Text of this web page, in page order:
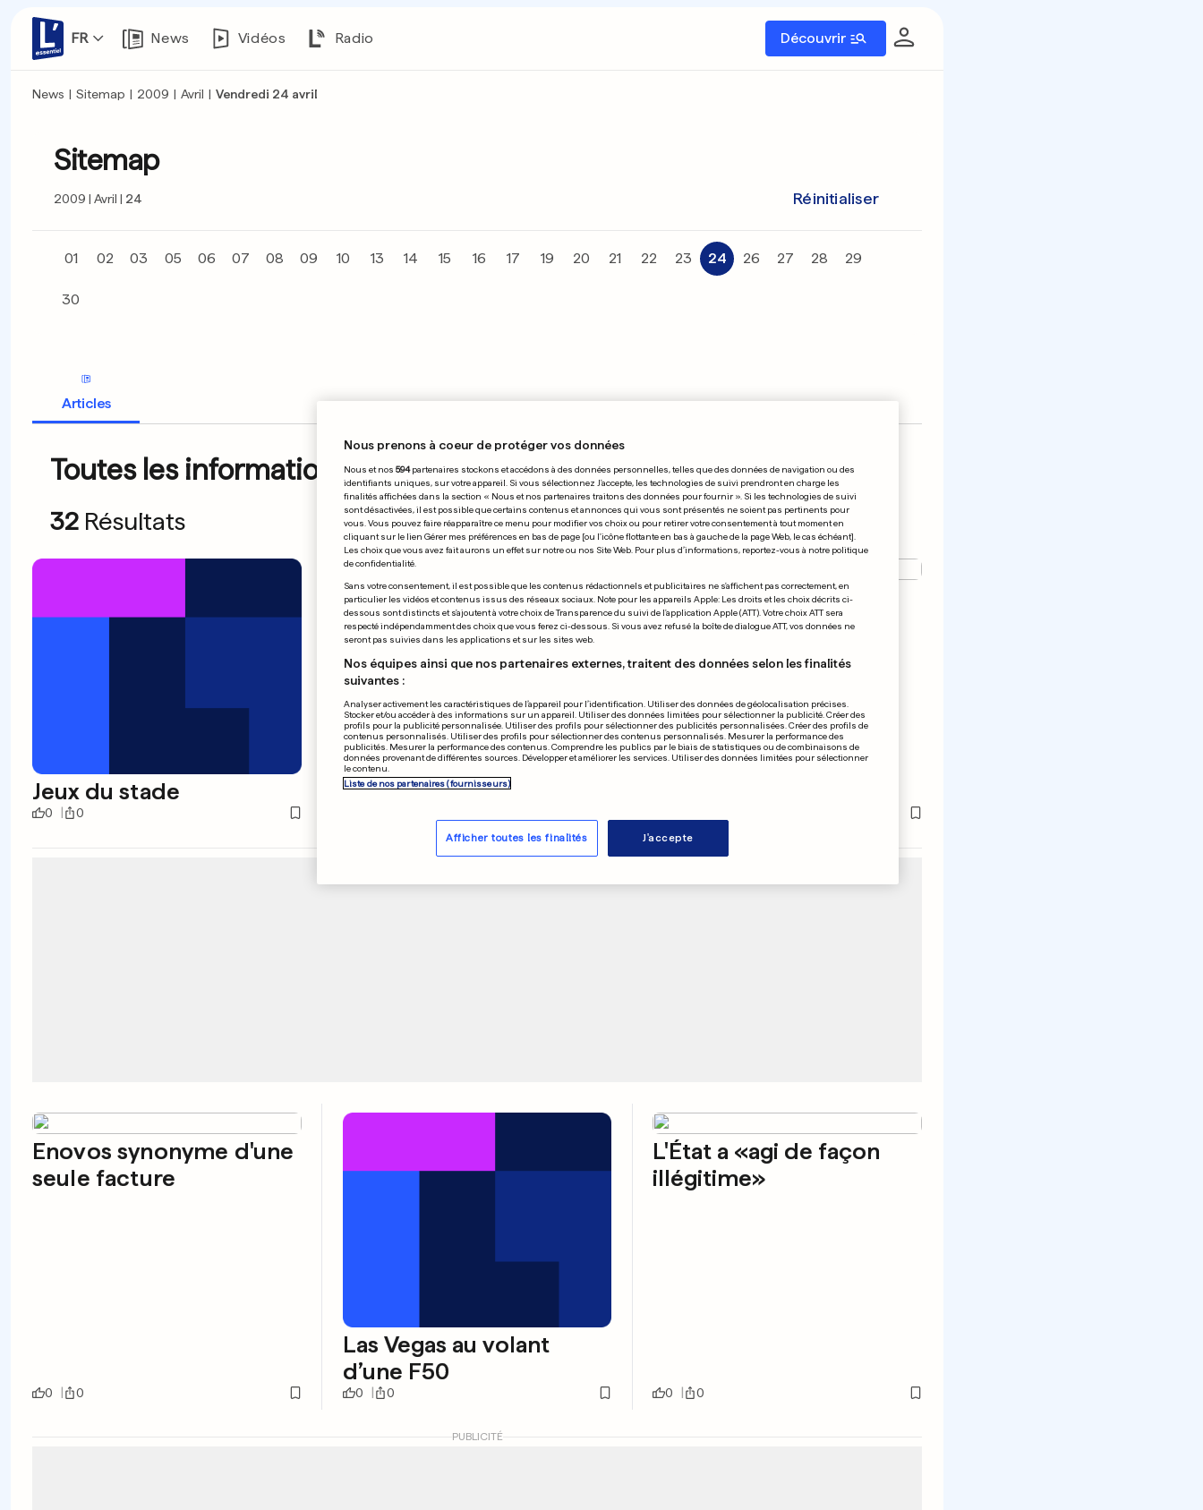
FR News Vidéos Radio Découvrir
News | Sitemap | 2009 | Avril | Vendredi 24 avril
Sitemap
2009 Avril 24 Réinitialiser
01 02 03 05 06 07 08 09 10 13 14 15 16 17 19 20 21 22 23 24 26 27 28 29
30
Articles
Toutes les informations du 24.04.2009
32 Résultats
Jeux du stade
0 0
Danse féerique
Il sera présent pour
Liège-Bastogne-Liège
Enovos synonyme d'une
seule facture
0 0
Las Vegas au volant
d’une F50
0 0
L'État a «agi de façon
illégitime»
0 0
PUBLICITÉ
Nous prenons à coeur de protéger vos données
Nous et nos 594partenaires stockons et accédons à des données personnelles, telles que des données de navigation ou des
identifiants uniques, sur votre appareil. Si vous sélectionnez J'accepte, les technologies de suivi prendront en charge les
finalités affichées dans la section « Nous et nos partenaires traitons des données pour fournir ». Si les technologies de suivi
sont désactivées, il est possible que certains contenus et annonces qui vous sont présentés ne soient pas pertinents pour
vous. Vous pouvez faire réapparaître ce menu pour modifier vos choix ou pour retirer votre consentement à tout moment en
cliquant sur le lien Gérer mes préférences en bas de page [ou l'icône flottante en bas à gauche de la page Web, le cas échéant].
Les choix que vous avez fait aurons un effet sur notre ou nos Site Web. Pour plus d’informations, reportez-vous à notre politique
de confidentialité.
Sans votre consentement, il est possible que les contenus rédactionnels et publicitaires ne s'affichent pas correctement, en
particulier les vidéos et contenus issus des réseaux sociaux. Note pour les appareils Apple: Les droits et les choix décrits ci-
dessous sont distincts et s'ajoutent à votre choix de Transparence du suivi de l'application Apple (ATT). Votre choix ATT sera
respecté indépendamment des choix que vous ferez ci-dessous. Si vous avez refusé la boîte de dialogue ATT, vos données ne
seront pas suivies dans les applications et sur les sites web.
Nos équipes ainsi que nos partenaires externes, traitent des données selon les finalités
suivantes :
Analyser activement les caractéristiques de l’appareil pour l’identification. Utiliser des données de géolocalisation précises.
Stocker et/ou accéder à des informations sur un appareil. Utiliser des données limitées pour sélectionner la publicité. Créer des
profils pour la publicité personnalisée. Utiliser des profils pour sélectionner des publicités personnalisées. Créer des profils de
contenus personnalisés. Utiliser des profils pour sélectionner des contenus personnalisés. Mesurer la performance des
publicités. Mesurer la performance des contenus. Comprendre les publics par le biais de statistiques ou de combinaisons de
données provenant de différentes sources. Développer et améliorer les services. Utiliser des données limitées pour sélectionner
le contenu.
Liste de nos partenaires (fournisseurs)
Afficher toutes les finalités J'accepte